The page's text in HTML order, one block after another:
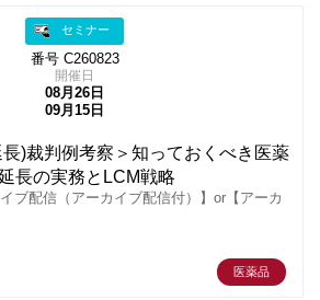
セミナー
番号 C260823
開催日
08月26日
09月15日
長)裁判例考察＞知っておくべき医薬
長の実務とLCM戦略
ブ配信（アーカイブ配信付）】or【アーカ
医薬品